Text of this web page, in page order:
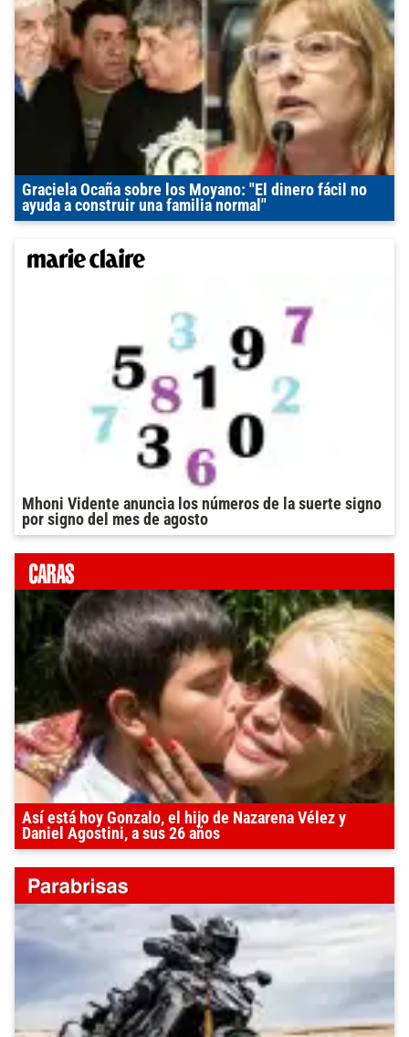
Graciela Ocaña sobre los Moyano: "El dinero fácil no
ayuda a construir una familia normal"
Mhoni Vidente anuncia los números de la suerte signo
por signo del mes de agosto
Así está hoy Gonzalo, el hijo de Nazarena Vélez y
Daniel Agostini, a sus 26 años